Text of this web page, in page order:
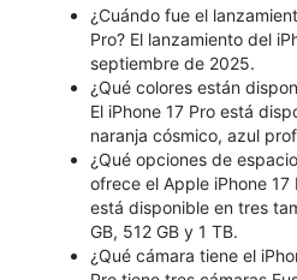
¿Cuándo fue el
Pro? El lanzamiento del
septiembre de 2025.
¿Qué colores están
El iPhone 17 Pro está
naranja cósmico, azul
¿Qué opciones de
ofrece el Apple iPhone 17
está disponible en tres
GB, 512 GB y 1 TB.
¿Qué cámara tiene el